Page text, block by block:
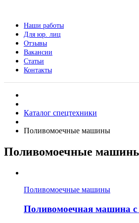
Наши работы
Для юр. лиц
Отзывы
Вакансии
Статьи
Контакты
Каталог спецтехники
Поливомоечные машины
Поливомоечные
Поливомоечные машины
Поливомоечная машина